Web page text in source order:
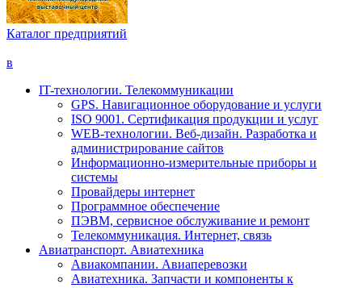
Каталог предприятий
в
IT-технологии. Телекоммуникации
GPS. Навигационное оборудование и услуги
ISO 9001. Сертификация продукции и услуг
WEB-технологии. Веб-дизайн. Разработка и
администрирование сайтов
Информационно-измерительные приборы и
системы
Провайдеры интернет
Программное обеспечение
ПЭВМ, сервисное обслуживание и ремонт
Телекоммуникация. Интернет, связь
Авиатранспорт. Авиатехника
Авиакомпании. Авиаперевозки
Авиатехника. Запчасти и компоненты к